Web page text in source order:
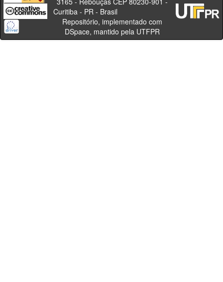
Curitiba - PR - Brasil
Repositório, implementado com
DSpace, mantido pela UTFPR